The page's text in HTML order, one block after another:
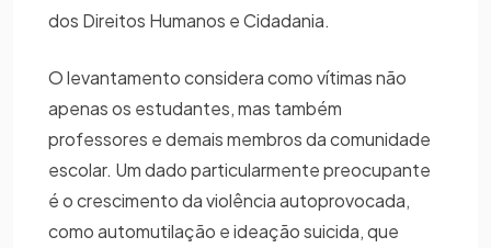
dos Direitos Humanos e Cidadania.
O levantamento considera como vítimas não
apenas os estudantes, mas também
professores e demais membros da comunidade
escolar. Um dado particularmente preocupante
é o crescimento da violência autoprovocada,
como automutilação e ideação suicida, que